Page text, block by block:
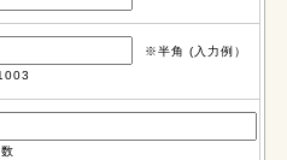
※半角 (入力例）